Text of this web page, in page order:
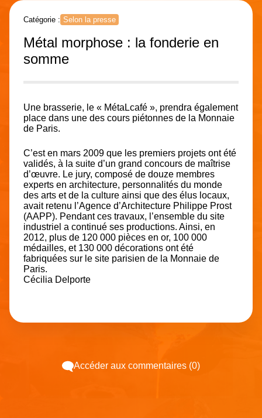
Catégorie : Selon la presse
Métal morphose : la fonderie en
somme
Une brasserie, le « MétaLcafé », prendra également
place dans une des cours piétonnes de la Monnaie
de Paris.
C’est en mars 2009 que les premiers projets ont été
validés, à la suite d’un grand concours de maîtrise
d’œuvre. Le jury, composé de douze membres
experts en architecture, personnalités du monde
des arts et de la culture ainsi que des élus locaux,
avait retenu l’Agence d’Architecture Philippe Prost
(AAPP). Pendant ces travaux, l’ensemble du site
industriel a continué ses productions. Ainsi, en
2012, plus de 120 000 pièces en or, 100 000
médailles, et 130 000 décorations ont été
fabriquées sur le site parisien de la Monnaie de
Paris.
Cécilia Delporte
Accéder aux commentaires (0)